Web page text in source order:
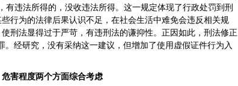
有违法所得的，没收违法所得。这一规定体现了行政处罚到刑
行为的法律后果认识不足，在社会生活中难免会违反相关规
刑法显得过于严苛，有违刑法的谦抑性。正因如此，刑法修正
经研究，没有采纳这一建议，但增加了使用虚假证件行为入
害程度两个方面综合考虑